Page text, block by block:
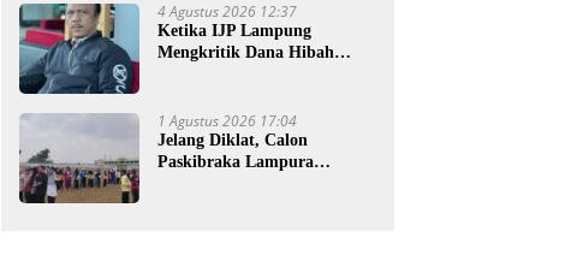
4 Agustus 2026 12:37
Ketika IJP Lampung
Mengkritik Dana Hibah
1 Agustus 2026 17:04
Jelang Diklat, Calon
Paskibraka Lampura